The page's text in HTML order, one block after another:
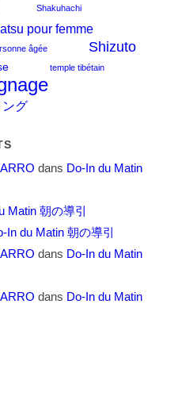
Shakuhachi
pour femme
âgée
Shizuto
temple tibétain
ング
dans Do-In du Matin
Matin 朝の導引
In du Matin 朝の導引
dans Do-In du Matin
dans Do-In du Matin